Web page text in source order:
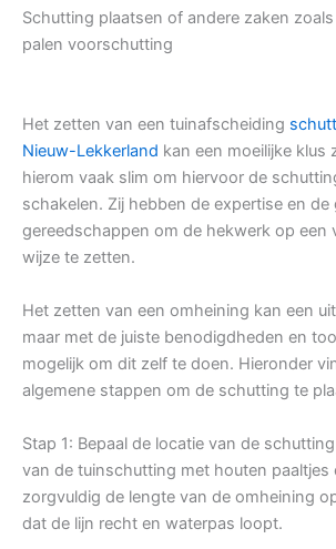
Schutting plaatsen of andere zaken
palen voorschutting
Het zetten van een tuinafscheiding
Nieuw-Lekkerland kan een moeilijke klus
hierom vaak slim om hiervoor de
schakelen. Zij hebben de expertise en de
gereedschappen om de hekwerk op een
wijze te zetten.
Het zetten van een omheining kan een
maar met de juiste benodigdheden en
mogelijk om dit zelf te doen. Hieronder
algemene stappen om de schutting te
Stap 1: Bepaal de locatie van de
van de tuinschutting met houten paaltjes
zorgvuldig de lengte van de omheining
dat de lijn recht en waterpas loopt.